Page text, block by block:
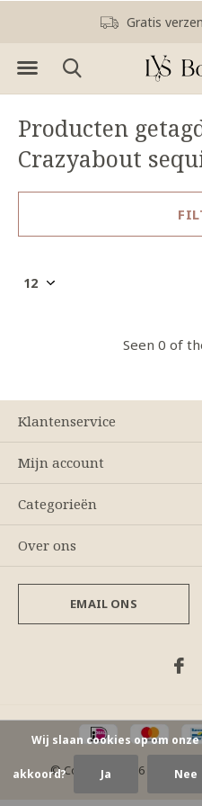
Gratis
Producten
Crazyabout
Seen 0 of
Klantenservice
Mijn account
Categorieën
Over ons
EMAIL ONS
© Copyright 2026 - Theme
Wij slaan cookies op om
akkoord? Ja Nee